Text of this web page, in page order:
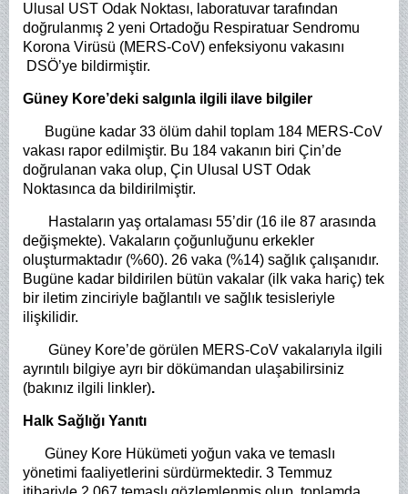
Ulusal UST Odak Noktası, laboratuvar tarafından
doğrulanmış 2 yeni Ortadoğu Respiratuar Sendromu
Korona Virüsü (MERS-CoV) enfeksiyonu vakasını
DSÖ’ye bildirmiştir.
Güney Kore’deki salgınla ilgili ilave bilgiler
Bugüne kadar 33 ölüm dahil toplam 184 MERS-CoV
vakası rapor edilmiştir. Bu 184 vakanın biri Çin’de
doğrulanan vaka olup, Çin Ulusal UST Odak
Noktasınca da bildirilmiştir.
Hastaların yaş ortalaması 55’dir (16 ile 87 arasında
değişmekte). Vakaların çoğunluğunu erkekler
oluşturmaktadır (%60). 26 vaka (%14) sağlık çalışanıdır.
Bugüne kadar bildirilen bütün vakalar (ilk vaka hariç) tek
bir iletim zinciriyle bağlantılı ve sağlık tesisleriyle
ilişkilidir.
Güney Kore’de görülen MERS-CoV vakalarıyla ilgili
ayrıntılı bilgiye ayrı bir dökümandan ulaşabilirsiniz
(bakınız ilgili linkler).
Halk Sağlığı Yanıtı
Güney Kore Hükümeti yoğun vaka ve temaslı
yönetimi faaliyetlerini sürdürmektedir. 3 Temmuz